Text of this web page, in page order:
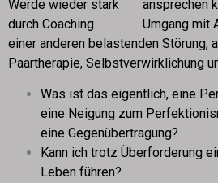
ansprechen
Umgang mit
einer anderen belastenden Störung,
Paartherapie, Selbstverwirklichung
Was ist das eigentlich, eine
eine Neigung zum
eine Gegenübertragung?
Kann ich trotz Überforderung
Leben führen?